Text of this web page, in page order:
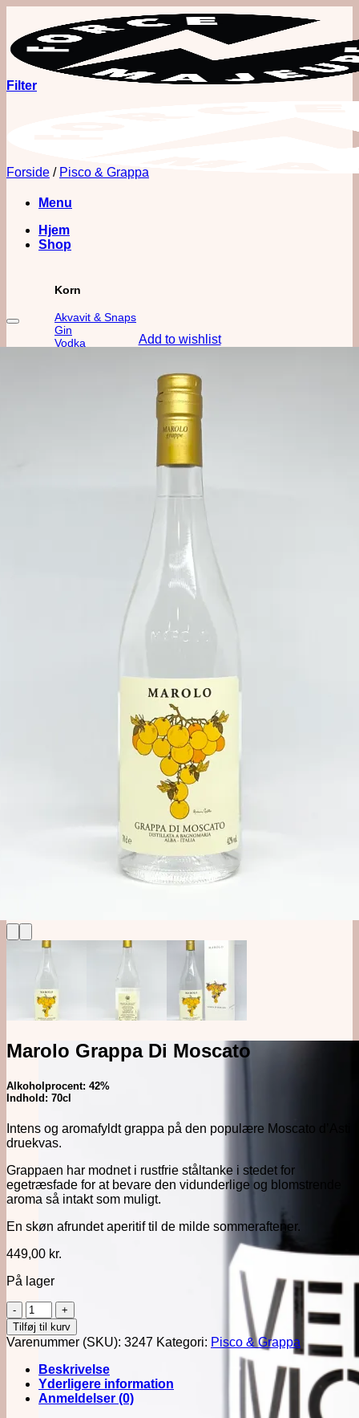
indhold
Menu
Hjem
Shop
Korn
Akvavit & Snaps
Gin
Vodka
Likør, Bitter & Amaro
Øl, Cider & Dåse Drinks
Bargrej & Bitters
Glas & Kopper
Filter
Forside / Pisco & Grappa
Add to wishlist
Marolo Grappa Di Moscato
Alkoholprocent: 42%
Indhold: 70cl
Intens og aromafyldt grappa på den populære Moscato d’Asti
druekvas.
Grappaen har modnet i rustfrie ståltanke i stedet for
egetræsfade for at bevare den vidunderlige og blomstrende
aroma så intakt som muligt.
En skøn afrundet aperitif til de milde sommeraftener.
449,00 kr.
På lager
Marolo
Grappa
Di
Moscato
antal
Tilføj til kurv
Varenummer (SKU): 3247 Kategori: Pisco & Grappa
Beskrivelse
Yderligere information
Anmeldelser (0)